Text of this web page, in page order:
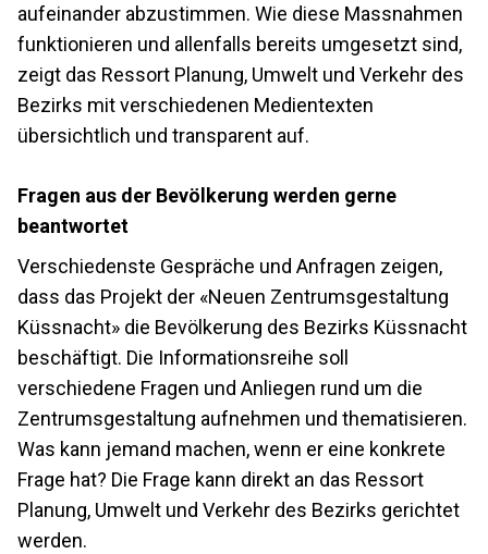
aufeinander abzustimmen. Wie diese Massnahmen
funktionieren und allenfalls bereits umgesetzt sind,
zeigt das Ressort Planung, Umwelt und Verkehr des
Bezirks mit verschiedenen Medientexten
übersichtlich und transparent auf.
Fragen aus der Bevölkerung werden gerne
beantwortet
Verschiedenste Gespräche und Anfragen zeigen,
dass das Projekt der «Neuen Zentrumsgestaltung
Küssnacht» die Bevölkerung des Bezirks Küssnacht
beschäftigt. Die Informationsreihe soll
verschiedene Fragen und Anliegen rund um die
Zentrumsgestaltung aufnehmen und thematisieren.
Was kann jemand machen, wenn er eine konkrete
Frage hat? Die Frage kann direkt an das Ressort
Planung, Umwelt und Verkehr des Bezirks gerichtet
werden.